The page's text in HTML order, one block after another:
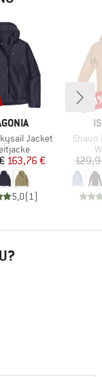
Jacket
Preis
reduzierter Preis
163,76 €
5,0(1)
Artikel
Shaun